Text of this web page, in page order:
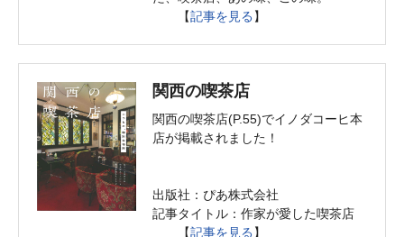
【記事を見る 】
関西の喫茶店
関西の喫茶店(P.55)でイノダコーヒ本
店が掲載されました！
出版社：ぴあ株式会社
記事タイトル：作家が愛した喫茶店
【記事を見る 】